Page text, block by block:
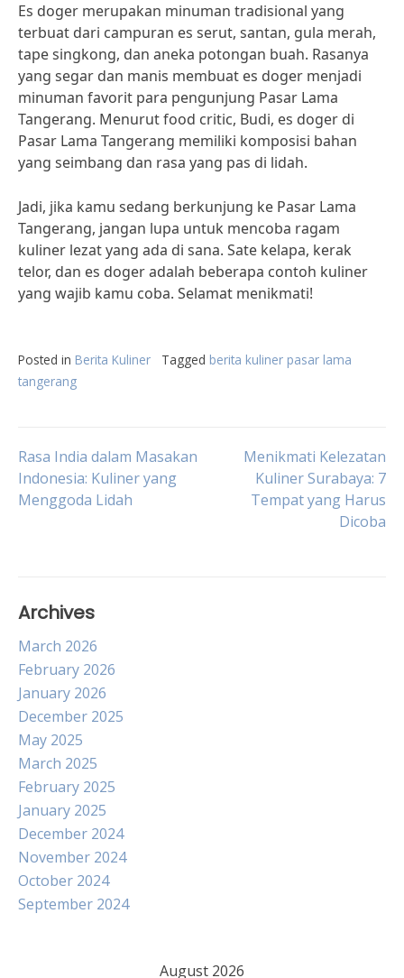
Es doger merupakan minuman tradisional yang
terbuat dari campuran es serut, santan, gula merah,
tape singkong, dan aneka potongan buah. Rasanya
yang segar dan manis membuat es doger menjadi
minuman favorit para pengunjung Pasar Lama
Tangerang. Menurut food critic, Budi, es doger di
Pasar Lama Tangerang memiliki komposisi bahan
yang seimbang dan rasa yang pas di lidah.
Jadi, jika kamu sedang berkunjung ke Pasar Lama
Tangerang, jangan lupa untuk mencoba ragam
kuliner lezat yang ada di sana. Sate kelapa, kerak
telor, dan es doger adalah beberapa contoh kuliner
yang wajib kamu coba. Selamat menikmati!
Posted in Berita Kuliner Tagged berita kuliner pasar lama
tangerang
Post
navigation
Rasa India dalam Masakan
Indonesia: Kuliner yang
Menggoda Lidah
Menikmati Kelezatan
Kuliner Surabaya: 7
Tempat yang Harus
Dicoba
Archives
March 2026
February 2026
January 2026
December 2025
May 2025
March 2025
February 2025
January 2025
December 2024
November 2024
October 2024
September 2024
August 2026